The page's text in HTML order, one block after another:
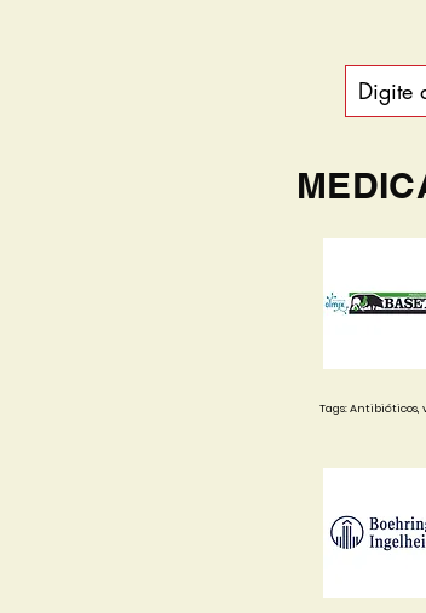
Tags: Antibióticos,